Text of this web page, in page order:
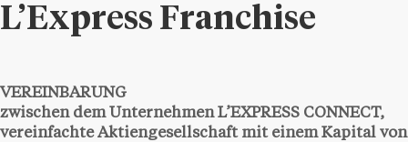
L’Express Franchise
VEREINBARUNG
zwischen dem Unternehmen L’EXPRESS CONNECT,
vereinfachte Aktiengesellschaft mit einem Kapital von